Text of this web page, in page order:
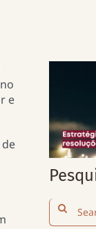
e
Search
for: